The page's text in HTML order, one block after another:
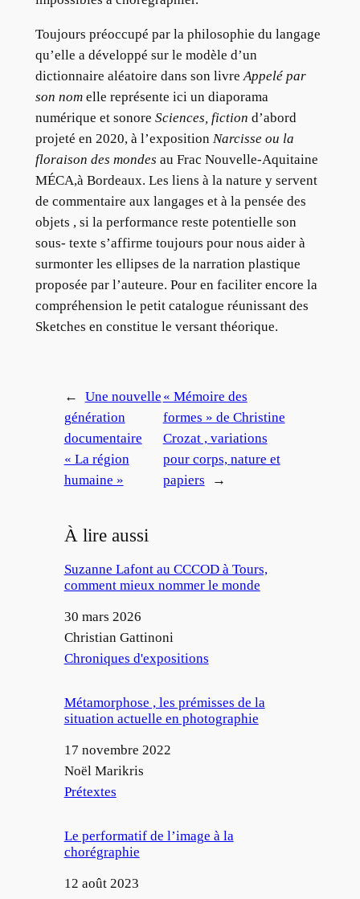
Toujours préoccupé par la philosophie du langage
qu’elle a développé sur le modèle d’un
dictionnaire aléatoire dans son livreAppelé par
son nomelle représente ici un diaporama
numérique et sonore Sciences, fiction d’abord
projeté en 2020, à l’exposition Narcisse ou la
floraison des mondes au Frac Nouvelle-Aquitaine
MÉCA,à Bordeaux. Les liens à la nature y servent
de commentaire aux langages et à la pensée des
objets , si la performance reste potentielle son
sous- texte s’affirme toujours pour nous aider à
surmonter les ellipses de la narration plastique
proposée par l’auteure. Pour en faciliter encore la
compréhension le petit catalogue réunissant des
Sketches en constitue le versant théorique.
←
Une nouvelle
génération
documentaire
« La région
humaine »
« Mémoire des
formes » de Christine
Crozat , variations
pour corps, nature et
papiers
→
À lire aussi
Suzanne Lafont au CCCOD à Tours,
comment mieux nommer le monde
Date
30 mars 2026
Auteur
Christian Gattinoni
Par rapport à
Chroniques d'expositions
Métamorphose , les prémisses de la
situation actuelle en photographie
Date
17 novembre 2022
Auteur
Noël Marikris
Par rapport à
Prétextes
Le performatif de l’image à la
chorégraphie
Date
12 août 2023